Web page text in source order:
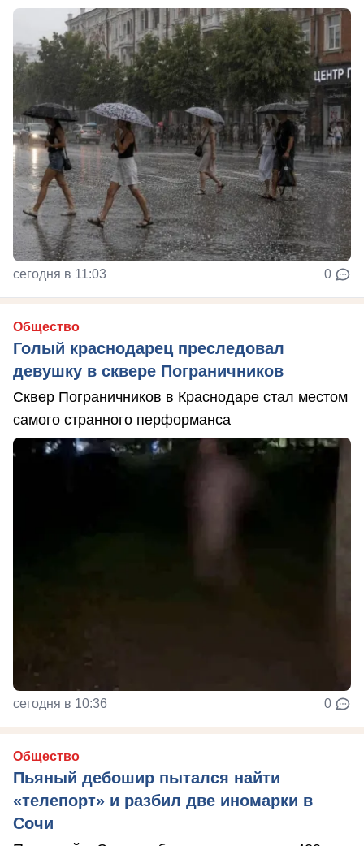
сегодня в 11:03 0
Общество
Голый краснодарец преследовал
девушку в сквере Пограничников
Сквер Пограничников в Краснодаре стал местом
самого странного перформанса
сегодня в 10:36 0
Общество
Пьяный дебошир пытался найти
«телепорт» и разбил две иномарки в
Сочи